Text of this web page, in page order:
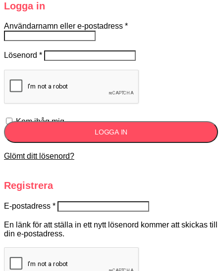
Logga in
Användarnamn eller e-postadress *
Lösenord *
Kom ihåg mig
LOGGA IN
Glömt ditt lösenord?
Registrera
E-postadress *
En länk för att ställa in ett nytt lösenord kommer att skickas till
din e-postadress.